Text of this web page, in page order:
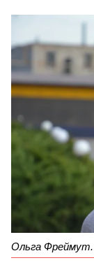
Ольга Фреймут.